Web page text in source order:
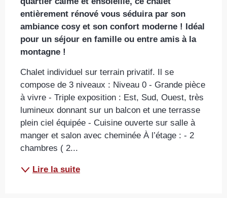
entièrement rénové vous séduira par son
ambiance cosy et son confort moderne ! Idéal
pour un séjour en famille ou entre amis à la
montagne !
Chalet individuel sur terrain privatif. Il se
compose de 3 niveaux : Niveau 0 - Grande pièce
à vivre - Triple exposition : Est, Sud, Ouest, très
lumineux donnant sur un balcon et une terrasse
plein ciel équipée - Cuisine ouverte sur salle à
manger et salon avec cheminée À l’étage : - 2
chambres ( 2...
Lire la suite